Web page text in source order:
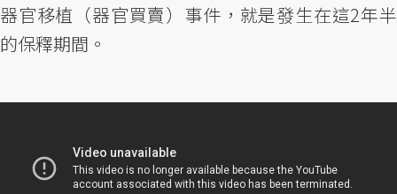
器官移植（器官買賣）事件，就是發生在這2年半
的保釋期間。